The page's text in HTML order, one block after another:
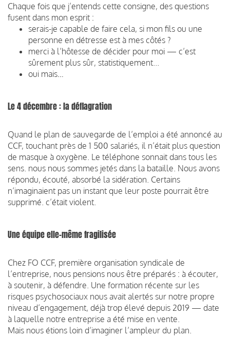
Chaque fois que j’entends cette consigne, des questions
fusent dans mon esprit :
serais-je capable de faire cela, si mon fils ou une
personne en détresse est à mes côtés ?
merci à l’hôtesse de décider pour moi — c’est
sûrement plus sûr, statistiquement...
oui mais…
Le 4 décembre : la déflagration
Quand le plan de sauvegarde de l’emploi a été annoncé au
CCF, touchant près de 1 500 salariés, il n’était plus question
de masque à oxygène. Le téléphone sonnait dans tous les
sens. nous nous sommes jetés dans la bataille. Nous avons
répondu, écouté, absorbé la sidération. Certains
n’imaginaient pas un instant que leur poste pourrait être
supprimé. c’était violent.
Une équipe elle-même fragilisée
Chez FO CCF, première organisation syndicale de
l’entreprise, nous pensions nous être préparés : à écouter,
à soutenir, à défendre. Une formation récente sur les
risques psychosociaux nous avait alertés sur notre propre
niveau d’engagement, déjà trop élevé depuis 2019 — date
à laquelle notre entreprise a été mise en vente.
Mais nous étions loin d’imaginer l’ampleur du plan.